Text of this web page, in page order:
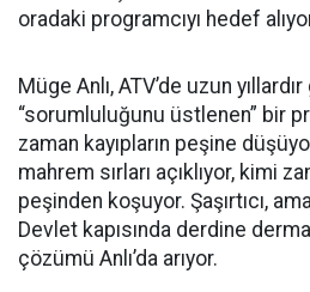
oradaki programcıyı hedef
Müge Anlı, ATV’de uzun
“sorumluluğunu üstlenen” bir
zaman kayıpların peşine
mahrem sırları açıklıyor, kimi
peşinden koşuyor. Şaşırtıcı,
Devlet kapısında derdine
çözümü Anlı’da arıyor.